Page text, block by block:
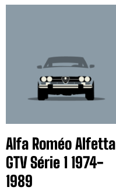
Alfa Roméo Alfetta
GTV Série 1 1974-
1989